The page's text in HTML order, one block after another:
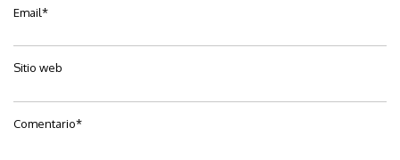
Email*
Sitio web
Comentario*